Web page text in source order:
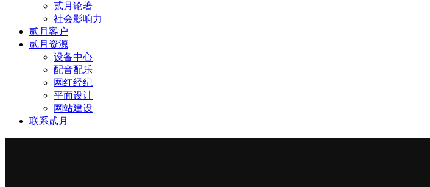
贰月论著
社会影响力
贰月客户
贰月资源
设备中心
配音配乐
网红经纪
平面设计
网站建设
联系贰月